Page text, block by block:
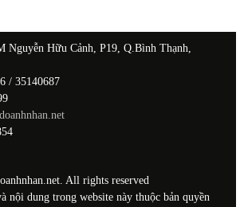
Nguyễn Hữu Cảnh, P19, Q.Bình Thạnh,
/ 35140687
All rights reserved
nội dung trong website này thuộc bản quyền